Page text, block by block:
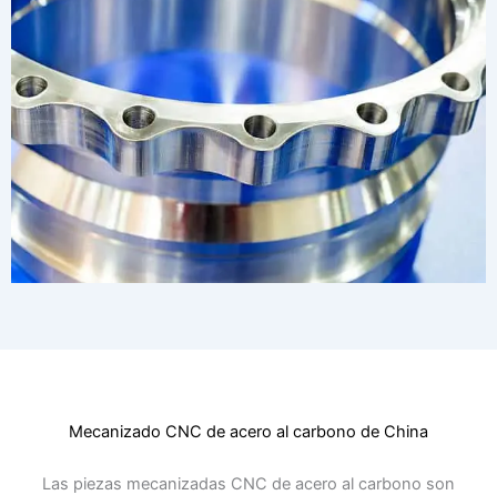
Mecanizado CNC de acero al carbono de China
Las piezas mecanizadas CNC de acero al carbono son